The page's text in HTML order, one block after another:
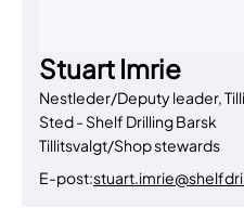
Stuart Imrie
Nestleder/Deputy leader,
Sted - Shelf Drilling Barsk
Tillitsvalgt/Shop stewards
E-post: